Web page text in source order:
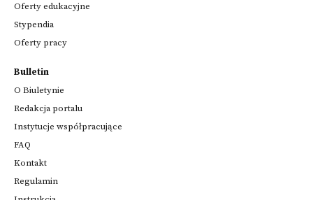
Oferty edukacyjne
Stypendia
Oferty pracy
Bulletin
O Biuletynie
Redakcja portalu
Instytucje współpracujące
FAQ
Kontakt
Regulamin